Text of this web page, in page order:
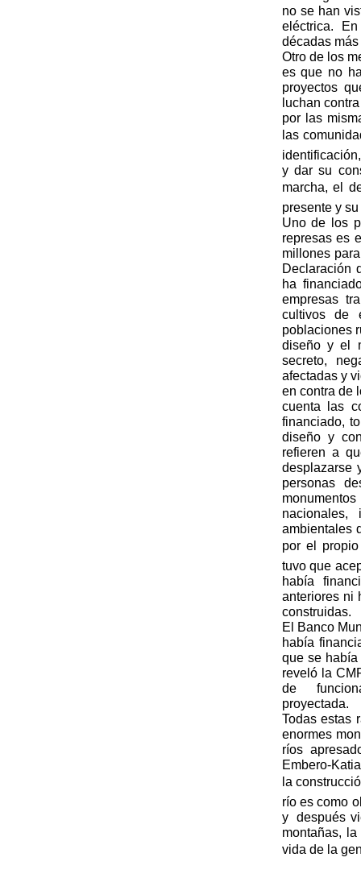
no se han
eléctrica.
décadas más
Otro de los
es que no
proyectos
luchan
por las
las
y dar su
marcha, el
presente y
Uno de los
represas es
millones
Declaración
ha
empresas
cultivos de
poblaciones
diseño y el
secreto,
afectadas y
en contra de
cuenta las
financiado,
diseño y
refieren a
desplazarse
personas
nacionales,
ambientales
por el propio
tuvo que
había
anteriores ni
construidas.
El Banco
había
que se había
reveló la
de
Todas estas
enormes
ríos
Embero-
la
río es como
y después
montañas,
vida de la